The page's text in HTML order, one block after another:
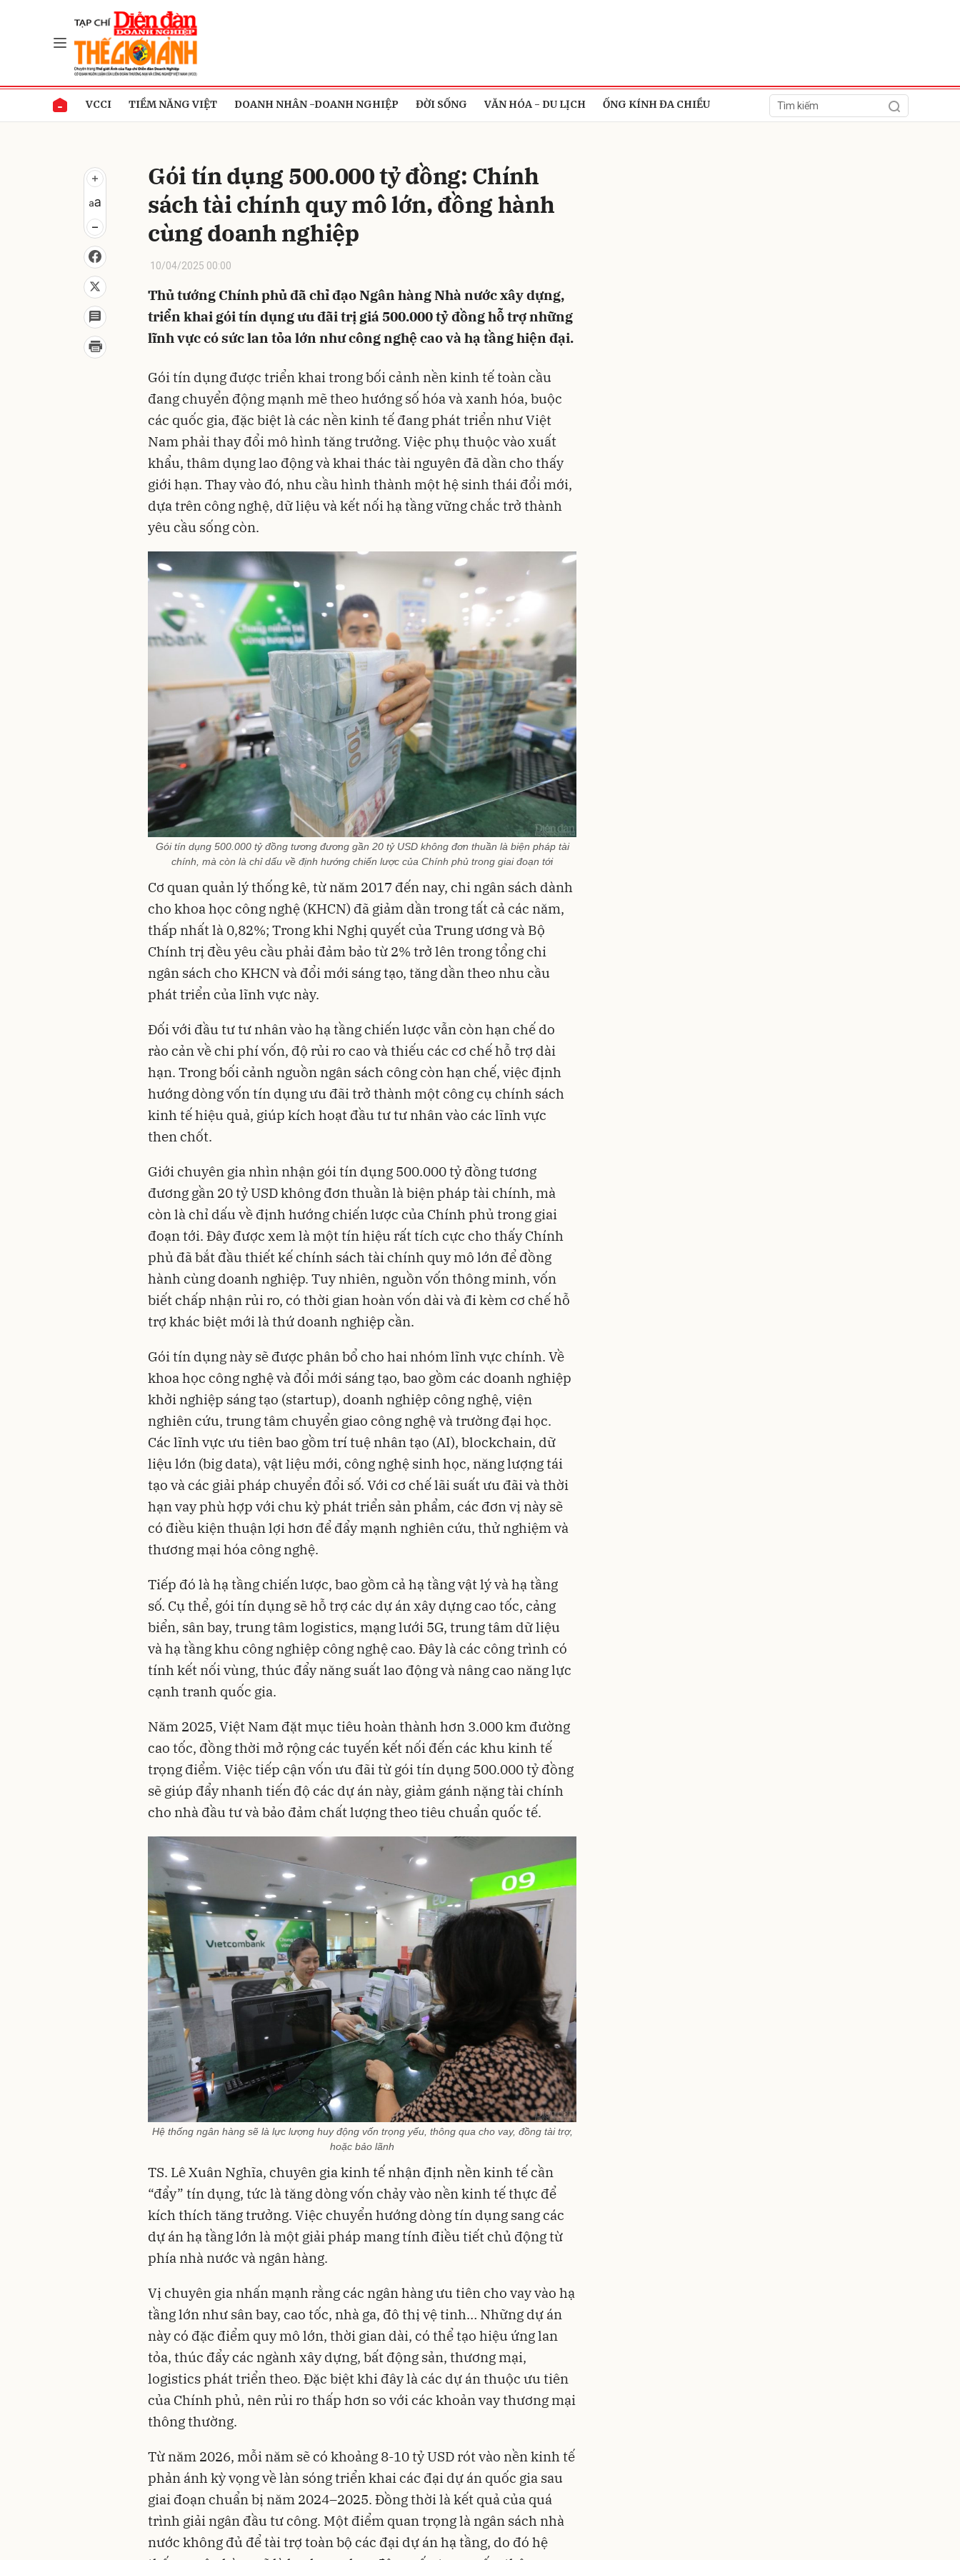
VCCI TIỀM NĂNG VIỆT DOANH NHÂN -DOANH NGHIỆP ĐỜI SỐNG VĂN HÓA - DU LỊCH ỐNG KÍNH ĐA CHIỀU
Gói tín dụng 500.000 tỷ đồng: Chính
sách tài chính quy mô lớn, đồng hành
cùng doanh nghiệp
10/04/2025 00:00
Thủ tướng Chính phủ đã chỉ đạo Ngân hàng Nhà nước xây dựng,
triển khai gói tín dụng ưu đãi trị giá 500.000 tỷ đồng hỗ trợ những
lĩnh vực có sức lan tỏa lớn như công nghệ cao và hạ tầng hiện đại.
Gói tín dụng được triển khai trong bối cảnh nền kinh tế toàn cầu
đang chuyển động mạnh mẽ theo hướng số hóa và xanh hóa, buộc
các quốc gia, đặc biệt là các nền kinh tế đang phát triển như Việt
Nam phải thay đổi mô hình tăng trưởng. Việc phụ thuộc vào xuất
khẩu, thâm dụng lao động và khai thác tài nguyên đã dần cho thấy
giới hạn. Thay vào đó, nhu cầu hình thành một hệ sinh thái đổi mới,
dựa trên công nghệ, dữ liệu và kết nối hạ tầng vững chắc trở thành
yêu cầu sống còn.
Gói tín dụng 500.000 tỷ đồng tương đương gần 20 tỷ USD không đơn thuần là biện pháp tài
chính, mà còn là chỉ dấu về định hướng chiến lược của Chính phủ trong giai đoạn tới
Cơ quan quản lý thống kê, từ năm 2017 đến nay, chi ngân sách dành
cho khoa học công nghệ (KHCN) đã giảm dần trong tất cả các năm,
thấp nhất là 0,82%; Trong khi Nghị quyết của Trung ương và Bộ
Chính trị đều yêu cầu phải đảm bảo từ 2% trở lên trong tổng chi
ngân sách cho KHCN và đổi mới sáng tạo, tăng dần theo nhu cầu
phát triển của lĩnh vực này.
Đối với đầu tư tư nhân vào hạ tầng chiến lược vẫn còn hạn chế do
rào cản về chi phí vốn, độ rủi ro cao và thiếu các cơ chế hỗ trợ dài
hạn. Trong bối cảnh nguồn ngân sách công còn hạn chế, việc định
hướng dòng vốn tín dụng ưu đãi trở thành một công cụ chính sách
kinh tế hiệu quả, giúp kích hoạt đầu tư tư nhân vào các lĩnh vực
then chốt.
Giới chuyên gia nhìn nhận gói tín dụng 500.000 tỷ đồng tương
đương gần 20 tỷ USD không đơn thuần là biện pháp tài chính, mà
còn là chỉ dấu về định hướng chiến lược của Chính phủ trong giai
đoạn tới. Đây được xem là một tín hiệu rất tích cực cho thấy Chính
phủ đã bắt đầu thiết kế chính sách tài chính quy mô lớn để đồng
hành cùng doanh nghiệp. Tuy nhiên, nguồn vốn thông minh, vốn
biết chấp nhận rủi ro, có thời gian hoàn vốn dài và đi kèm cơ chế hỗ
trợ khác biệt mới là thứ doanh nghiệp cần.
Gói tín dụng này sẽ được phân bổ cho hai nhóm lĩnh vực chính. Về
khoa học công nghệ và đổi mới sáng tạo, bao gồm các doanh nghiệp
khởi nghiệp sáng tạo (startup), doanh nghiệp công nghệ, viện
nghiên cứu, trung tâm chuyển giao công nghệ và trường đại học.
Các lĩnh vực ưu tiên bao gồm trí tuệ nhân tạo (AI), blockchain, dữ
liệu lớn (big data), vật liệu mới, công nghệ sinh học, năng lượng tái
tạo và các giải pháp chuyển đổi số. Với cơ chế lãi suất ưu đãi và thời
hạn vay phù hợp với chu kỳ phát triển sản phẩm, các đơn vị này sẽ
có điều kiện thuận lợi hơn để đẩy mạnh nghiên cứu, thử nghiệm và
thương mại hóa công nghệ.
Tiếp đó là hạ tầng chiến lược, bao gồm cả hạ tầng vật lý và hạ tầng
số. Cụ thể, gói tín dụng sẽ hỗ trợ các dự án xây dựng cao tốc, cảng
biển, sân bay, trung tâm logistics, mạng lưới 5G, trung tâm dữ liệu
và hạ tầng khu công nghiệp công nghệ cao. Đây là các công trình có
tính kết nối vùng, thúc đẩy năng suất lao động và nâng cao năng lực
cạnh tranh quốc gia.
Năm 2025, Việt Nam đặt mục tiêu hoàn thành hơn 3.000 km đường
cao tốc, đồng thời mở rộng các tuyến kết nối đến các khu kinh tế
trọng điểm. Việc tiếp cận vốn ưu đãi từ gói tín dụng 500.000 tỷ đồng
sẽ giúp đẩy nhanh tiến độ các dự án này, giảm gánh nặng tài chính
cho nhà đầu tư và bảo đảm chất lượng theo tiêu chuẩn quốc tế.
Hệ thống ngân hàng sẽ là lực lượng huy động vốn trọng yếu, thông qua cho vay, đồng tài trợ,
hoặc bảo lãnh
TS. Lê Xuân Nghĩa, chuyên gia kinh tế nhận định nền kinh tế cần
“đẩy” tín dụng, tức là tăng dòng vốn chảy vào nền kinh tế thực để
kích thích tăng trưởng. Việc chuyển hướng dòng tín dụng sang các
dự án hạ tầng lớn là một giải pháp mang tính điều tiết chủ động từ
phía nhà nước và ngân hàng.
Vị chuyên gia nhấn mạnh rằng các ngân hàng ưu tiên cho vay vào hạ
tầng lớn như sân bay, cao tốc, nhà ga, đô thị vệ tinh… Những dự án
này có đặc điểm quy mô lớn, thời gian dài, có thể tạo hiệu ứng lan
tỏa, thúc đẩy các ngành xây dựng, bất động sản, thương mại,
logistics phát triển theo. Đặc biệt khi đây là các dự án thuộc ưu tiên
của Chính phủ, nên rủi ro thấp hơn so với các khoản vay thương mại
thông thường.
Từ năm 2026, mỗi năm sẽ có khoảng 8-10 tỷ USD rót vào nền kinh tế
phản ánh kỳ vọng về làn sóng triển khai các đại dự án quốc gia sau
giai đoạn chuẩn bị năm 2024–2025. Đồng thời là kết quả của quá
trình giải ngân đầu tư công. Một điểm quan trọng là ngân sách nhà
nước không đủ để tài trợ toàn bộ các đại dự án hạ tầng, do đó hệ